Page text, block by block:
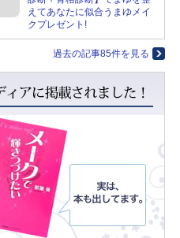
えてあなたに似合うまゆメイ
クプレゼント!
過去の記事85件を見る